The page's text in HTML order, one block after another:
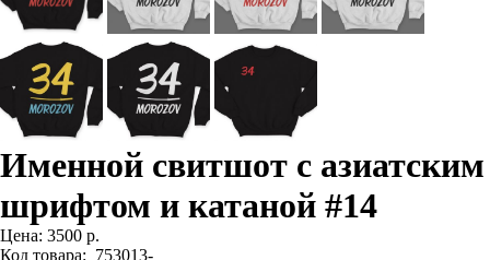
Именной свитшот с азиатским
шрифтом и катаной #14
Цена: 3500 р.
Код товара: 753013-